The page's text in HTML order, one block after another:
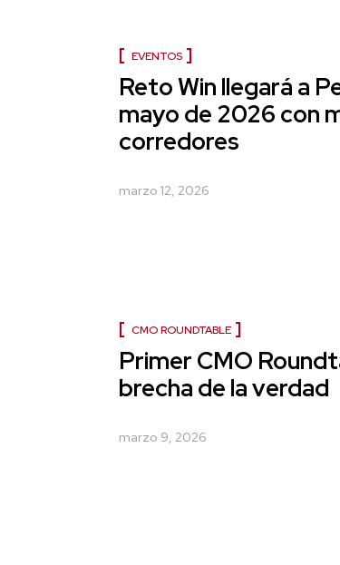
EVENTOS
Reto Win llegará a
mayo de 2026 con
corredores
marzo 12, 2026
CMO ROUNDTABLE
Primer CMO
brecha de la verdad
marzo 9, 2026